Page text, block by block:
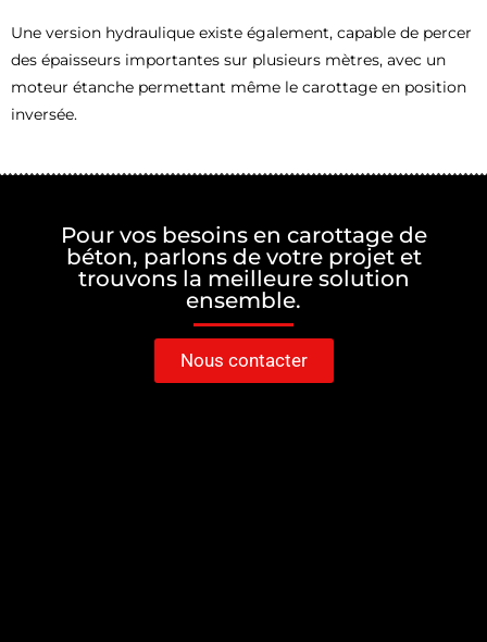
Une version hydraulique existe également, capable de percer
des épaisseurs importantes sur plusieurs mètres, avec un
moteur étanche permettant même le carottage en position
inversée.
Pour vos besoins en carottage de
béton, parlons de votre projet et
trouvons la meilleure solution
ensemble.
Nous contacter